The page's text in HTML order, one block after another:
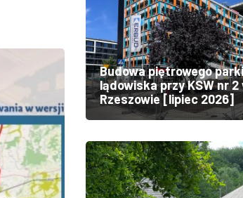
Budowa piętrowego
lądowiska przy KSW nr 2
Rzeszowie [lipiec 2026]